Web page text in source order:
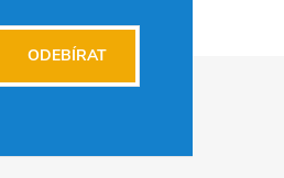
ODEBÍRAT